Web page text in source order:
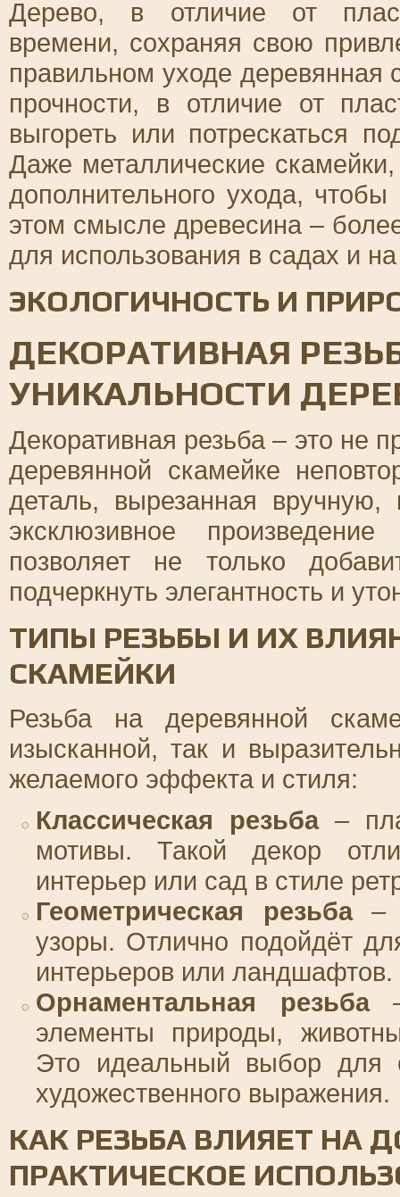
Дерево, в отличие от
времени, сохраняя свою
правильном уходе
прочности, в отличие от
выгореть или потрескаться
Даже металлические
дополнительного ухода,
этом смысле древесина –
для использования в садах и
ЭКОЛОГИЧНОСТЬ И
ДЕКОРАТИВНАЯ
УНИКАЛЬНОСТИ
Декоративная резьба – это не
деревянной скамейке
деталь, вырезанная
эксклюзивное
позволяет не только
подчеркнуть элегантность и
ТИПЫ РЕЗЬБЫ И ИХ
СКАМЕЙКИ
Резьба на деревянной
изысканной, так и
желаемого эффекта и стиля:
Классическая резьба–
мотивы. Такой декор
интерьер или сад в стиле
Геометрическая резьба–
узоры. Отлично подойдёт
интерьеров или ландшафтов.
Орнаментальная резьба–
элементы природы,
Это идеальный выбор для
художественного выражения.
КАК РЕЗЬБА ВЛИЯЕТ НА
ПРАКТИЧЕСКОЕ